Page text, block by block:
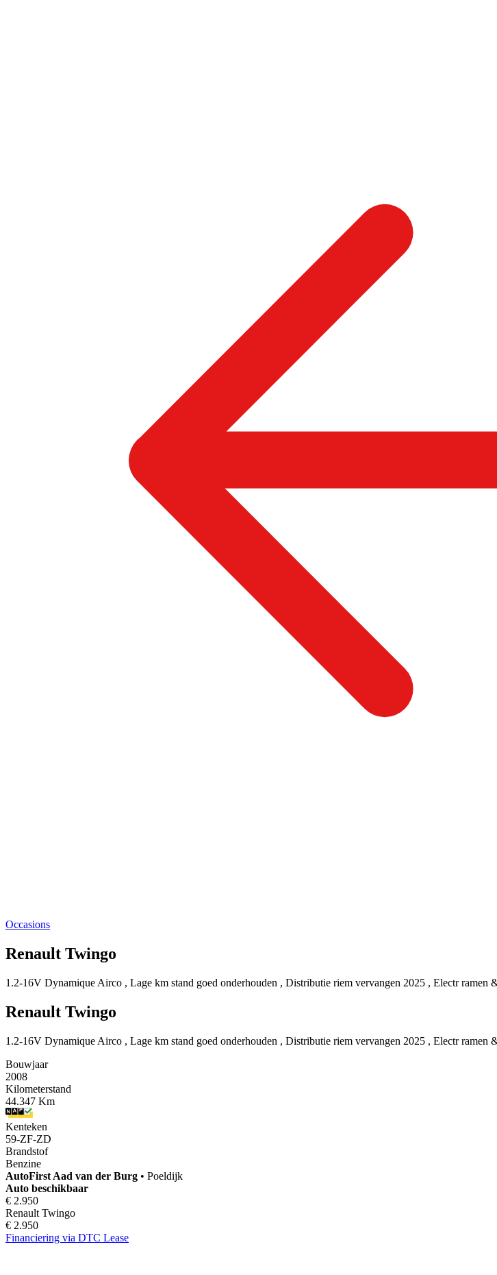
Occasions
Renault Twingo
1.2-16V Dynamique Airco , Lage km stand goed onderhouden , Distributie riem vervangen 2025 , Electr ramen
Renault Twingo
1.2-16V Dynamique Airco , Lage km stand goed onderhouden , Distributie riem vervangen 2025 , Electr ramen
Bouwjaar
2008
Kilometerstand
44.347 Km
Kenteken
59-ZF-ZD
Brandstof
Benzine
AutoFirst Aad van der Burg • Poeldijk
Auto beschikbaar
€ 2.950
Renault Twingo
€ 2.950
Financiering via DTC Lease